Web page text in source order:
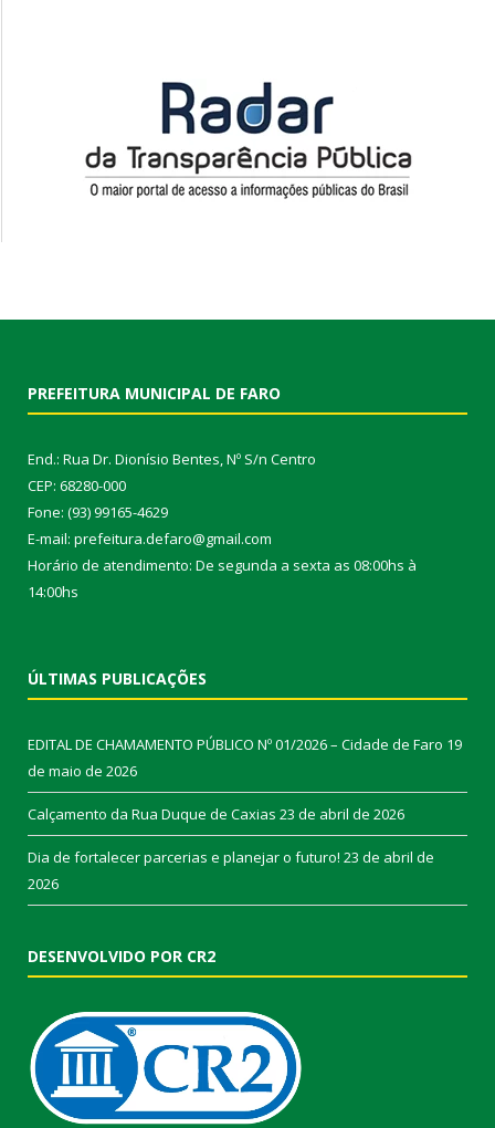
PREFEITURA MUNICIPAL DE FARO
End.: Rua Dr. Dionísio Bentes, Nº S/n Centro
CEP: 68280-000
Fone: (93) 99165-4629
E-mail: prefeitura.defaro@gmail.com
Horário de atendimento: De segunda a sexta as 08:00hs à
14:00hs
ÚLTIMAS PUBLICAÇÕES
EDITAL DE CHAMAMENTO PÚBLICO Nº 01/2026 – Cidade de Faro 19
de maio de 2026
Calçamento da Rua Duque de Caxias 23 de abril de 2026
Dia de fortalecer parcerias e planejar o futuro! 23 de abril de
2026
DESENVOLVIDO POR CR2